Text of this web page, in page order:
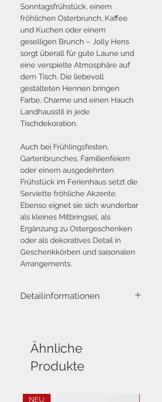
Sonntagsfrühstück, einem
fröhlichen Osterbrunch, Kaffee
und Kuchen oder einem
geselligen Brunch – Jolly Hens
sorgt überall für gute Laune und
eine verspielte Atmosphäre auf
dem Tisch. Die liebevoll
gestalteten Hennen bringen
Farbe, Charme und einen Hauch
Landhausstil in jede
Tischdekoration.
Auch bei Frühlingsfesten,
Gartenbrunches, Familienfeiern
oder einem ausgedehnten
Frühstück im Ferienhaus setzt die
Serviette fröhliche Akzente.
Ebenso eignet sie sich wunderbar
als kleines Mitbringsel, als
Ergänzung zu Ostergeschenken
oder als dekoratives Detail in
Geschenkkörben und saisonalen
Arrangements.
Detailinformationen
Material: Tissue
Ähnliche
Produkte
NEU